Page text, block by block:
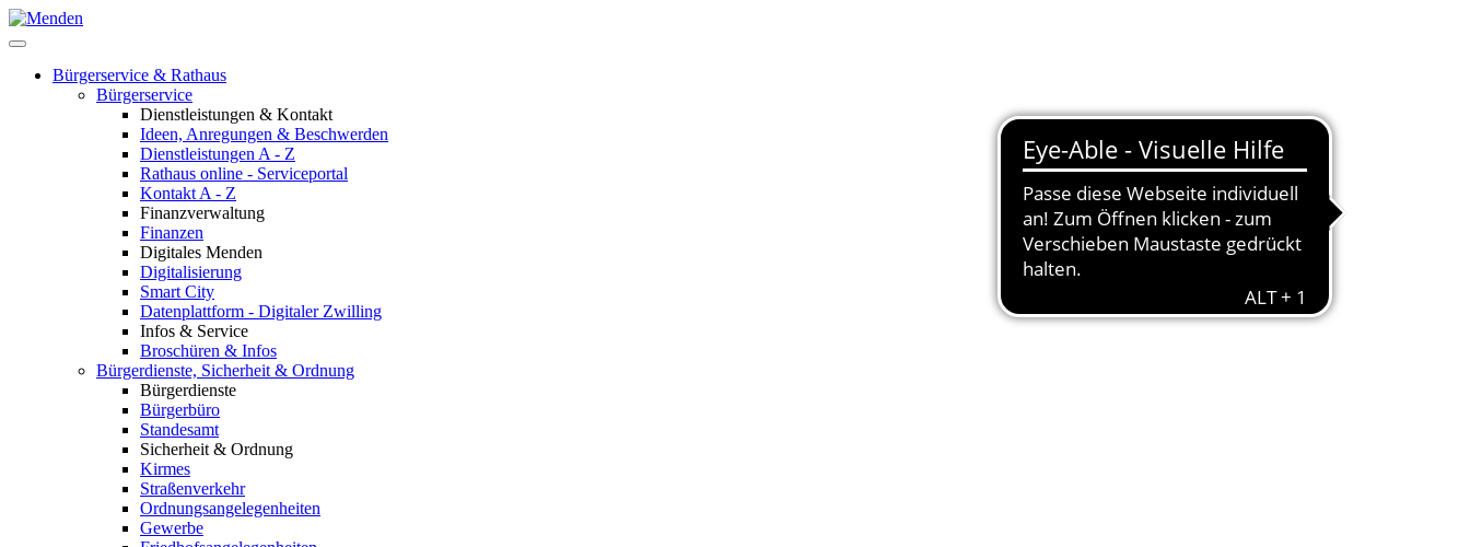
Bürgerservice & Rathaus
Bürgerservice
Dienstleistungen & Kontakt
Ideen, Anregungen & Beschwerden
Dienstleistungen A - Z
Rathaus online - Serviceportal
Kontakt A - Z
Finanzverwaltung
Finanzen
Digitales Menden
Digitalisierung
Smart City
Datenplattform - Digitaler Zwilling
Infos & Service
Broschüren & Infos
Bürgerdienste, Sicherheit & Ordnung
Bürgerdienste
Bürgerbüro
Standesamt
Sicherheit & Ordnung
Kirmes
Straßenverkehr
Ordnungsangelegenheiten
Gewerbe